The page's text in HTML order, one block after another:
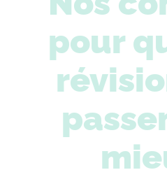
pour